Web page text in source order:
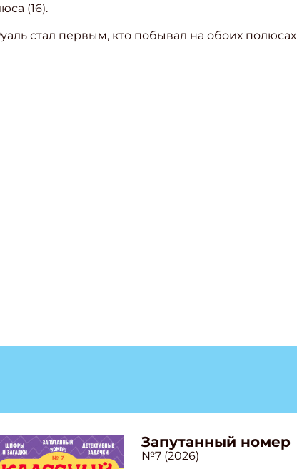
(16).
стал первым, кто побывал на обоих полюсах
Запутанный номер
№7 (2026)